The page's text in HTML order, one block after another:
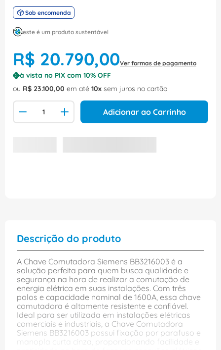
Sob encomenda
este é um produto sustentável
R$ 20.790,00Ver formas de pagamento
à vista no PIX com 10% OFF
ou R$ 23.100,00 em até 10 sem juros no cartão
Adicionar ao Carrinho
Descrição do produto
A Chave Comutadora Siemens BB3216003 é a
solução perfeita para quem busca qualidade e
segurança na hora de realizar a comutação de
energia elétrica em suas instalações. Com três
polos e capacidade nominal de 1600A, essa chave
comutadora é altamente resistente e confiável.
Ideal para ser utilizada em instalações elétricas
comerciais e industriais, a Chave Comutadora
Siemens BB3216003 possui fixação por parafuso e
manopla curta cinza, proporcionando facilidade e